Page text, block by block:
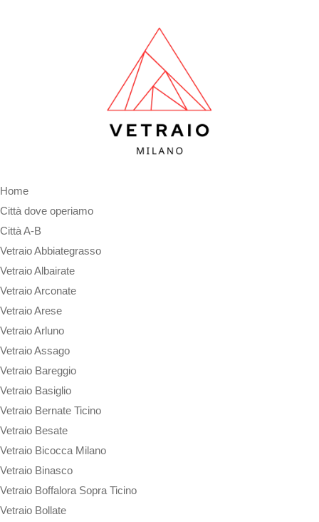
Home
Città dove operiamo
Città A-B
Vetraio Abbiategrasso
Vetraio Albairate
Vetraio Arconate
Vetraio Arese
Vetraio Arluno
Vetraio Assago
Vetraio Bareggio
Vetraio Basiglio
Vetraio Bernate Ticino
Vetraio Besate
Vetraio Bicocca Milano
Vetraio Binasco
Vetraio Boffalora Sopra Ticino
Vetraio Bollate